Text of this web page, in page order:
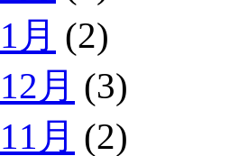
月 (2)
月 (3)
月 (2)